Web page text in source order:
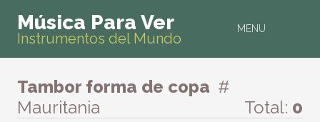
MENU
Música Para Ver
Instrumentos del Mundo
Tambor forma de copa #
Mauritania
Total: 0